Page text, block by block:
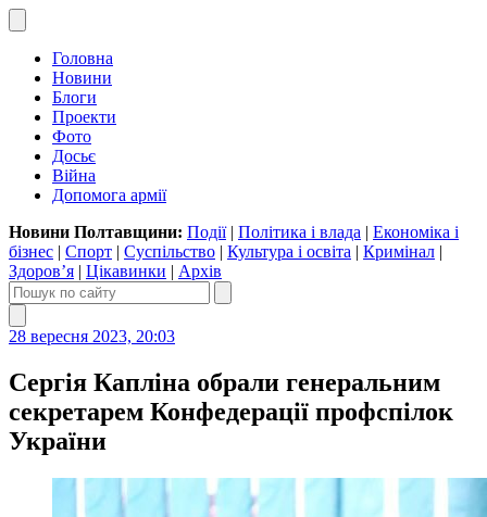
Головна
Новини
Блоги
Проекти
Фото
Досьє
Війна
Допомога армії
Новини Полтавщини: Події| Політика і влада | Економіка і
бізнес | Спорт | Суспільство | Культура і освіта | Кримінал |
Здоров’я | Цікавинки | Архів
28 вересня 2023, 20:03
Сергія Капліна обрали генеральним
секретарем Конфедерації профспілок
України